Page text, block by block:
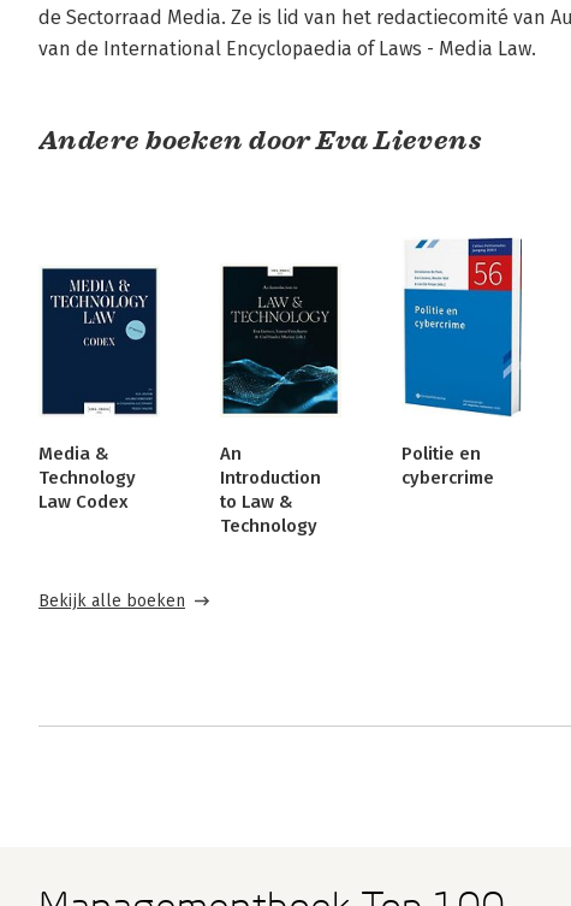
de Sectorraad Media. Ze is lid van het redactiecomité van
van de International Encyclopaedia of Laws - Media Law.
Andere boeken door Eva Lievens
Media &
Technology
Law Codex
An
Introduction
to Law &
Technology
Politie en
cybercrime
Bekijk alle boeken